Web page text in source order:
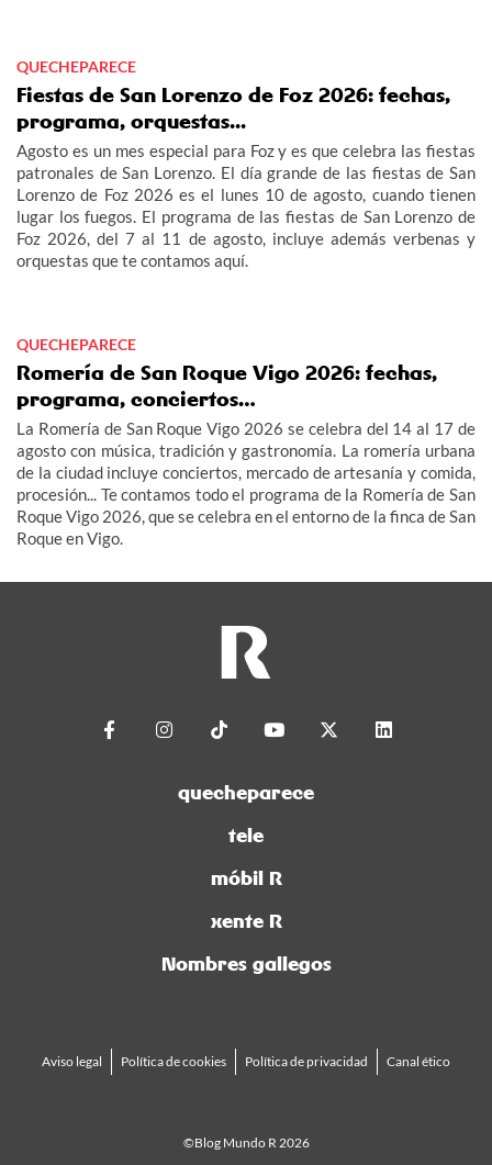
QUECHEPARECE
Fiestas de San Lorenzo de Foz 2026: fechas,
programa, orquestas...
Agosto es un mes especial para Foz y es que celebra las fiestas
patronales de San Lorenzo. El día grande de las fiestas de San
Lorenzo de Foz 2026 es el lunes 10 de agosto, cuando tienen
lugar los fuegos. El programa de las fiestas de San Lorenzo de
Foz 2026, del 7 al 11 de agosto, incluye además verbenas y
orquestas que te contamos aquí.
QUECHEPARECE
Romería de San Roque Vigo 2026: fechas,
programa, conciertos…
La Romería de San Roque Vigo 2026 se celebra del 14 al 17 de
agosto con música, tradición y gastronomía. La romería urbana
de la ciudad incluye conciertos, mercado de artesanía y comida,
procesión... Te contamos todo el programa de la Romería de San
Roque Vigo 2026, que se celebra en el entorno de la finca de San
Roque en Vigo.
quecheparece
tele
móbil R
xente R
Nombres gallegos
Aviso legal Política de cookies Política de privacidad Canal ético
©Blog Mundo R 2026